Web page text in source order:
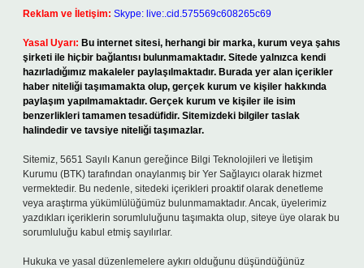
Reklam ve İletişim: Skype: live:.cid.575569c608265c69
Yasal Uyarı: Bu internet sitesi, herhangi bir marka, kurum veya şahıs
şirketi ile hiçbir bağlantısı bulunmamaktadır. Sitede yalnızca kendi
hazırladığımız makaleler paylaşılmaktadır. Burada yer alan içerikler
haber niteliği taşımamakta olup, gerçek kurum ve kişiler hakkında
paylaşım yapılmamaktadır. Gerçek kurum ve kişiler ile isim
benzerlikleri tamamen tesadüfidir. Sitemizdeki bilgiler taslak
halindedir ve tavsiye niteliği taşımazlar.
Sitemiz, 5651 Sayılı Kanun gereğince Bilgi Teknolojileri ve İletişim
Kurumu (BTK) tarafından onaylanmış bir Yer Sağlayıcı olarak hizmet
vermektedir. Bu nedenle, sitedeki içerikleri proaktif olarak denetleme
veya araştırma yükümlülüğümüz bulunmamaktadır. Ancak, üyelerimiz
yazdıkları içeriklerin sorumluluğunu taşımakta olup, siteye üye olarak bu
sorumluluğu kabul etmiş sayılırlar.
Hukuka ve yasal düzenlemelere aykırı olduğunu düşündüğünüz